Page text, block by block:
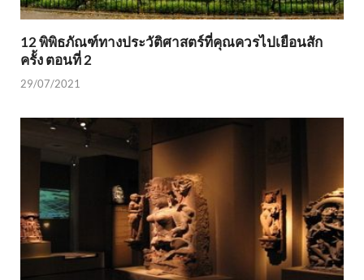
12 พิพิธภัณฑ์ทางประวัติศาสตร์ที่คุณควรไปเยือนสัก
ครั้ง ตอนที่ 2
29/07/2021